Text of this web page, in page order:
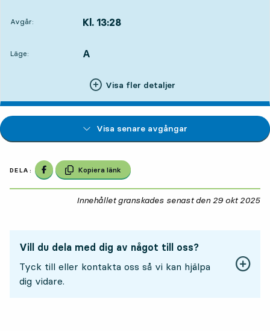
Avgår: Kl. 13:28
Läge:
LÄGE, A
,
Visa fler detaljer
Visa senare avgångar
DELA: Dela på Facebook
Kopiera länk
Innehållet granskades senast den 29 okt 2025
Vill du dela med dig av något till oss?
Tyck till eller kontakta oss så vi kan hjälpa
dig vidare.